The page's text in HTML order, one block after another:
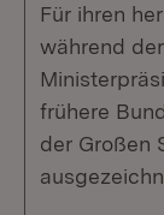
Für ihren
während
frühere
der Großen